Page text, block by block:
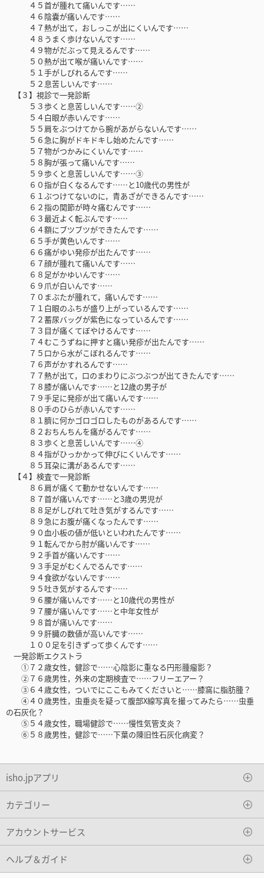
４５首が腫れて痛いんです……
４６陰嚢が痛いんです……
４７熱が出て，おしっこが出にくいんです……
４８うまく歩けないんです……
４９物がだぶって見えるんです……
５０熱が出て喉が痛いんです……
５１手がしびれるんです……
５２息苦しいんです……
【３】視診で一発診断
５３歩くと息苦しいんです……②
５４白眼が赤いんです……
５５肩をぶつけてから腕があがらないんです……
５６急に胸がドキドキし始めたんです……
５７物がつかみにくいんです……
５８胸が張って痛いんです……
５９歩くと息苦しいんです……③
６０指が白くなるんです……と10歳代の男性が
６１ぶつけてないのに，青あざができるんです……
６２指の関節が時々痛むんです……
６３最近よく転ぶんです……
６４額にブツブツができたんです……
６５手が黄色いんです……
６６痛がゆい発疹が出たんです……
６７顔が腫れて痛いんです……
６８足がかゆいんです……
６９爪が白いんです……
７０まぶたが腫れて，痛いんです……
７１白眼のふちが盛り上がっているんです……
７２蓄尿バッグが紫色になっているんです……
７３目が痛くてぼやけるんです……
７４むこうずねに押すと痛い発疹が出たんです……
７５口から水がこぼれるんです……
７６声がかすれるんです……
７７熱が出て，口のまわりにぶつぶつが出てきたんです……
７８膝が痛いんです……と12歳の男子が
７９手足に発疹が出て痛いんです……
８０手のひらが赤いんです……
８１臍に何かゴロゴロしたものがあるんです……
８２おちんちんを痛がるんです……
８３歩くと息苦しいんです……④
８４指がひっかかって伸びにくいんです……
８５耳朶に溝があるんです……
【４】検査で一発診断
８６肩が痛くて動かせないんです……
８７首が痛いんです……と3歳の男児が
８８足がしびれて吐き気がするんです……
８９急にお腹が痛くなったんです……
９０血小板の値が低いといわれたんです……
９１転んでから肘が痛いんです……
９２手首が痛いんです……
９３手足がむくんでるんです……
９４食欲がないんです……
９５吐き気がするんです……
９６腰が痛いんです……と10歳代の男性が
９７腰が痛いんです……と中年女性が
９８首が痛いんです……
９９肝臓の数値が高いんです……
１００足を引きずって歩くんです……
一発診断エクストラ
①７２歳女性，健診で……心陰影に重なる円形腫瘤影？
②７６歳男性，外来の定期検査で……フリーエアー？
③６４歳女性，ついでにここもみてくださいと……膝窩に脂肪腫？
④４０歳男性，虫垂炎を疑って腹部X線写真を撮ってみたら……虫垂
の石灰化？
⑤５４歳女性，職場健診で……慢性気管支炎？
⑥５８歳男性，健診で……下葉の陳旧性石灰化病変？
isho.jpアプリ
カテゴリー
アカウントサービス
ヘルプ＆ガイド